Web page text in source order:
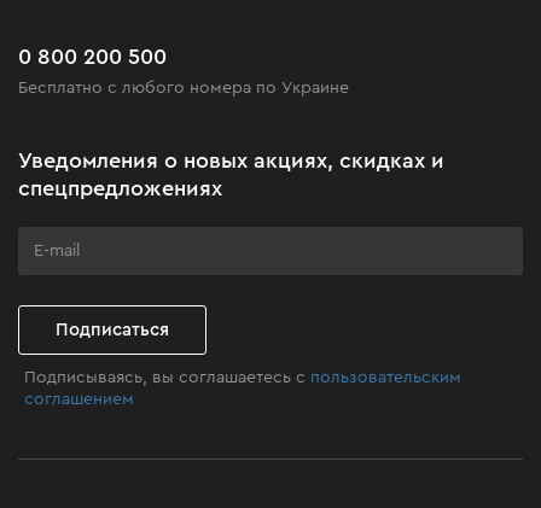
Черная пятница
Клуб мастерства
Часто задаваемые вопросы
0 800 200 500
Бесплатно с любого номера по Украине
Уведомления о новых акциях, скидках и
спецпредложениях
Подписаться
Подписываясь, вы соглашаетесь с пользовательским
соглашением